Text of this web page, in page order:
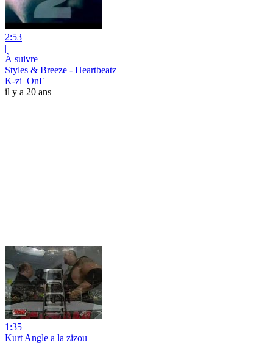
2:53
|
À suivre
Styles & Breeze - Heartbeatz
K-zi_OnE
il y a 20 ans
1:35
Kurt Angle a la zizou